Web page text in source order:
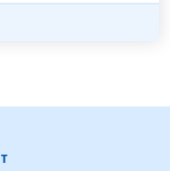
АГЕНЦИЯ